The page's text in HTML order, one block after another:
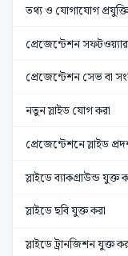
তথ্য ও যোগাযোগ
প্রেজেন্টেশন সফটওয়্যার
প্রেজেন্টেশন সেভ বা
নতুন স্লাইড যোগ করা
প্রেজেন্টেশনে স্লাইড
স্লাইডে ব্যাকগ্রাউন্ড
স্লাইডে ছবি যুক্ত করা
স্লাইডে ট্রানজিশন যুক্ত